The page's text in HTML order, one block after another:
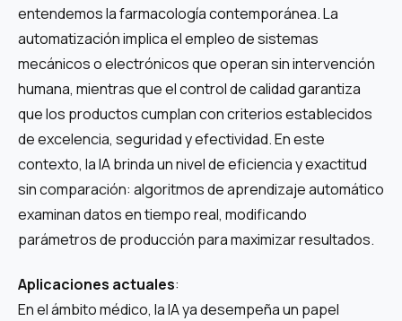
entendemos la farmacología contemporánea. La
automatización implica el empleo de sistemas
mecánicos o electrónicos que operan sin intervención
humana, mientras que el control de calidad garantiza
que los productos cumplan con criterios establecidos
de excelencia, seguridad y efectividad. En este
contexto, la IA brinda un nivel de eficiencia y exactitud
sin comparación: algoritmos de aprendizaje automático
examinan datos en tiempo real, modificando
parámetros de producción para maximizar resultados.
Aplicaciones actuales:
En el ámbito médico, la IA ya desempeña un papel